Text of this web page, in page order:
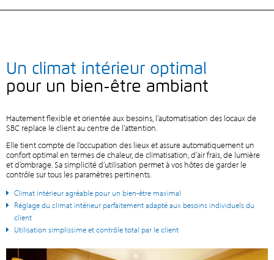
Un climat intérieur optimal
pour un bien-être ambiant
Hautement flexible et orientée aux besoins, l’automatisation des locaux de
SBC replace le client au centre de l’attention.
Elle tient compte de l’occupation des lieux et assure automatiquement un
confort optimal en termes de chaleur, de climatisation, d’air frais, de lumière
et d’ombrage. Sa simplicité d’utilisation permet à vos hôtes de garder le
contrôle sur tous les paramètres pertinents.
Climat intérieur agréable pour un bien-être maximal
Réglage du climat intérieur parfaitement adapté aux besoins individuels du
client
Utilisation simplissime et contrôle total par le client